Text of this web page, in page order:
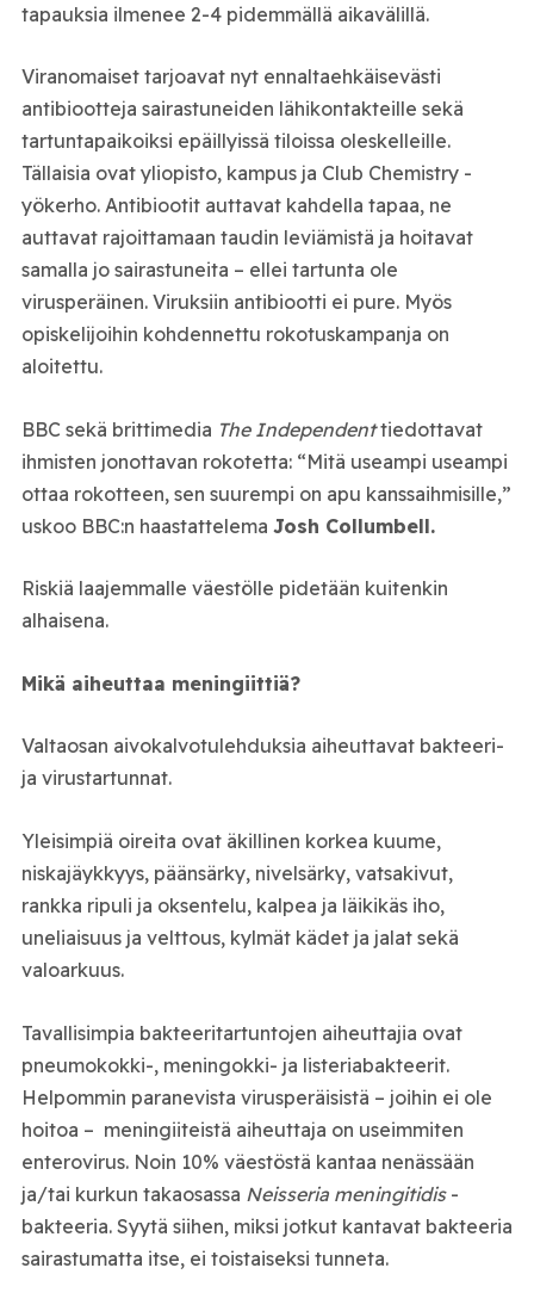
tapauksia ilmenee 2-4 pidemmällä aikavälillä.
Viranomaiset tarjoavat nyt ennaltaehkäisevästi
antibiootteja sairastuneiden lähikontakteille sekä
tartuntapaikoiksi epäillyissä tiloissa oleskelleille.
Tällaisia ovat yliopisto, kampus ja Club Chemistry -
yökerho. Antibiootit auttavat kahdella tapaa, ne
auttavat rajoittamaan taudin leviämistä ja hoitavat
samalla jo sairastuneita – ellei tartunta ole
virusperäinen. Viruksiin antibiootti ei pure. Myös
opiskelijoihin kohdennettu rokotuskampanja on
aloitettu.
BBC sekä brittimedia The Independenttiedottavat
ihmisten jonottavan rokotetta: “Mitä useampi useampi
ottaa rokotteen, sen suurempi on apu kanssaihmisille,”
uskoo BBC:n haastattelema Josh Collumbell.
Riskiä laajemmalle väestölle pidetään kuitenkin
alhaisena.
Mikä aiheuttaa meningiittiä?
Valtaosan aivokalvotulehduksia aiheuttavat bakteeri-
ja virustartunnat.
Yleisimpiä oireita ovat äkillinen korkea kuume,
niskajäykkyys, päänsärky, nivelsärky, vatsakivut,
rankka ripuli ja oksentelu, kalpea ja läikikäs iho,
uneliaisuus ja velttous, kylmät kädet ja jalat sekä
valoarkuus.
Tavallisimpia bakteeritartuntojen aiheuttajia ovat
pneumokokki-, meningokki- ja listeriabakteerit.
Helpommin paranevista virusperäisistä – joihin ei ole
hoitoa – meningiiteistä aiheuttaja on useimmiten
enterovirus. Noin 10% väestöstä kantaa nenässään
ja/tai kurkun takaosassa Neisseria meningitidis-
bakteeria. Syytä siihen, miksi jotkut kantavat bakteeria
sairastumatta itse, ei toistaiseksi tunneta.